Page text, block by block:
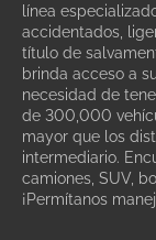
línea
accidentados,
título de
brinda acceso a
necesidad de
de 300,000
mayor que los
intermediario.
camiones, SUV,
¡Permítanos